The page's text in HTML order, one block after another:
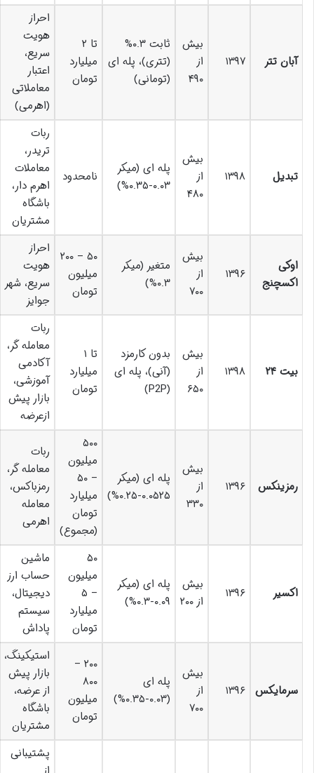
آبان تتر ۱۳۹۷
بیش
از
۴۹۰
ثابت ۰.۳%
(تتری)، پله ای
(تومانی)
تا ۲
میلیارد
تومان
احراز
هویت
سریع،
اعتبار
معاملاتی
(اهرمی)
تبدیل ۱۳۹۸
بیش
از
۴۸۰
پله ای (میکر
۰.۰۳-۰.۳۵%)
نامحدود
ربات
تریدر،
معاملات
اهرم دار،
باشگاه
مشتریان
اوکی
اکسچنج
۱۳۹۶
بیش
از
۷۰۰
متغیر (میکر
۰.۳%)
۵۰ – ۲۰۰
میلیون
تومان
احراز
هویت
سریع، شهر
جوایز
بیت ۲۴ ۱۳۹۸
بیش
از
۶۵۰
بدون کارمزد
(آنی)، پله ای
(P2P)
تا ۱
میلیارد
تومان
ربات
معامله گر،
آکادمی
آموزشی،
بازار پیش
ازعرضه
رمزینکس ۱۳۹۶
بیش
از
۳۳۰
پله ای (میکر
۰.۰۵۲۵-۰.۲۵%)
۵۰۰
میلیون
– ۵۰
میلیارد
تومان
(مجموع)
ربات
معامله گر،
رمزباکس،
معامله
اهرمی
اکسیر ۱۳۹۶
بیش
از ۲۰۰
پله ای (میکر
۰.۰۹-۰.۳%)
۵۰
میلیون
– ۵
میلیارد
تومان
ماشین
حساب ارز
دیجیتال،
سیستم
پاداش
سرمایکس ۱۳۹۶
بیش
از
۷۰۰
پله ای
(۰.۰۳-۰.۳۵%)
۲۰۰ –
۸۰۰
میلیون
تومان
استیکینگ،
بازار پیش
از عرضه،
باشگاه
مشتریان
پشتیبانی